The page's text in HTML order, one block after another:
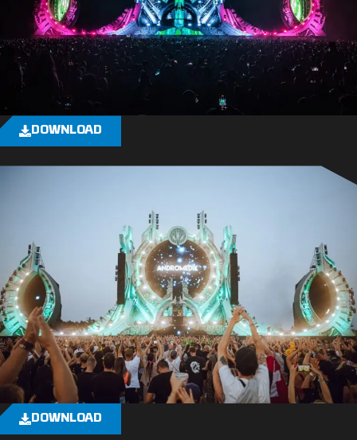
DOWNLOAD
DOWNLOAD